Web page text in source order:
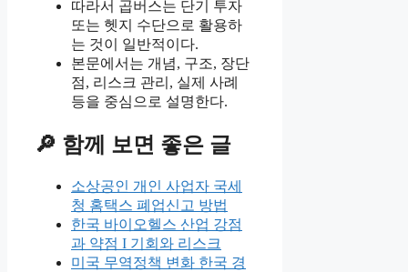
따라서 곱버스는 단기 투자
또는 헷지 수단으로 활용하
는 것이 일반적이다.
본문에서는 개념, 구조, 장단
점, 리스크 관리, 실제 사례
등을 중심으로 설명한다.
🔎 함께 보면 좋은 글
소상공인 개인 사업자 국세
청 홈택스 폐업신고 방법
한국 바이오헬스 산업 강점
과 약점 I 기회와 리스크
미국 무역정책 변화 한국 경